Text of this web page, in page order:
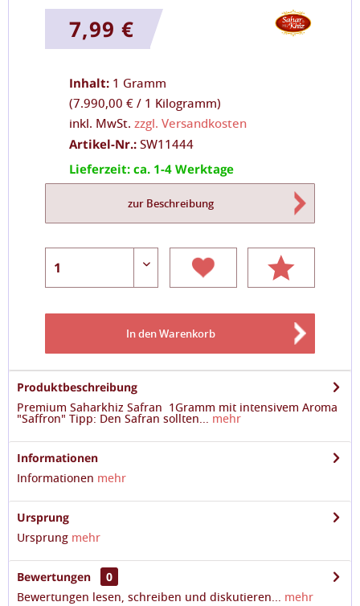
7,99 €
Inhalt: 1 Gramm
( 7.990,00 € / 1 Kilogramm)
inkl. MwSt. zzgl. Versandkosten
Artikel-Nr.: SW11444
Lieferzeit: ca. 1-4 Werktage
zur Beschreibung
In den Warenkorb
Produktbeschreibung
Premium Saharkhiz Safran 1Gramm mit intensivem Aroma
"Saffron" Tipp: Den Safran sollten... mehr
Informationen
Informationen mehr
Ursprung
Ursprung mehr
Bewertungen 0
Bewertungen lesen, schreiben und diskutieren... mehr